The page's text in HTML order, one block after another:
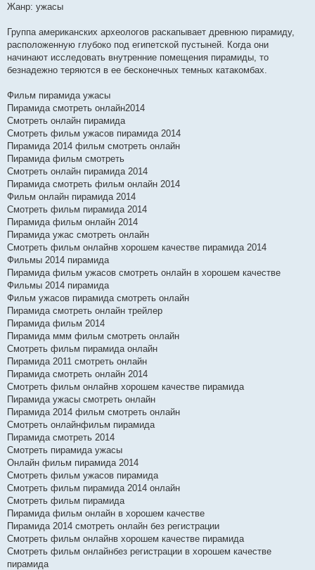
Жанр: ужасы
Группа американских археологов раскапывает древнюю пирамиду,
расположенную глубоко под египетской пустыней. Когда они
начинают исследовать внутренние помещения пирамиды, то
безнадежно теряются в ее бесконечных темных катакомбах.
Фильм пирамида ужасы
Пирамида смотреть онлайн2014
Смотреть онлайн пирамида
Смотреть фильм ужасов пирамида 2014
Пирамида 2014 фильм смотреть онлайн
Пирамида фильм смотреть
Смотреть онлайн пирамида 2014
Пирамида смотреть фильм онлайн 2014
Фильм онлайн пирамида 2014
Смотреть фильм пирамида 2014
Пирамида фильм онлайн 2014
Пирамида ужас смотреть онлайн
Смотреть фильм онлайнв хорошем качестве пирамида 2014
Фильмы 2014 пирамида
Пирамида фильм ужасов смотреть онлайн в хорошем качестве
Фильмы 2014 пирамида
Фильм ужасов пирамида смотреть онлайн
Пирамида смотреть онлайн трейлер
Пирамида фильм 2014
Пирамида ммм фильм смотреть онлайн
Смотреть фильм пирамида онлайн
Пирамида 2011 смотреть онлайн
Пирамида смотреть онлайн 2014
Смотреть фильм онлайнв хорошем качестве пирамида
Пирамида ужасы смотреть онлайн
Пирамида 2014 фильм смотреть онлайн
Смотреть онлайнфильм пирамида
Пирамида смотреть 2014
Смотреть пирамида ужасы
Онлайн фильм пирамида 2014
Смотреть фильм ужасов пирамида
Смотреть фильм пирамида 2014 онлайн
Смотреть фильм пирамида
Пирамида фильм онлайн в хорошем качестве
Пирамида 2014 смотреть онлайн без регистрации
Смотреть фильм онлайнв хорошем качестве пирамида
Смотреть фильм онлайнбез регистрации в хорошем качестве
пирамида